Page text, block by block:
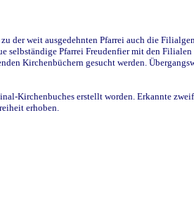
der weit ausgedehnten Pfarrei auch die
selbständige Pfarrei Freudenfier mit den
Kirchenbüchern gesucht werden.
Kirchenbuches erstellt worden. Erkannte
erhoben.